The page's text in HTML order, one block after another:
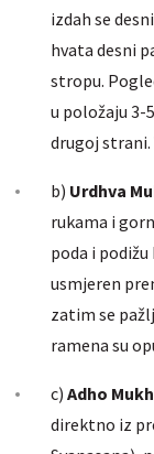
izdah se
hvata desni
stropu.
u položaju 3-
drugoj strani.
b) Urdhva
rukama i
poda i
usmjeren
zatim se
ramena su
c) Adho
direktno iz